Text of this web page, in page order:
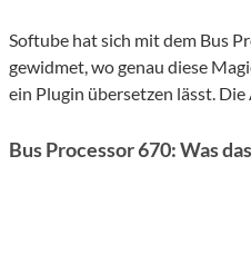
Softube hat sich mit dem Bus
gewidmet, wo genau diese
ein Plugin übersetzen lässt.
Bus Processor 670: Was